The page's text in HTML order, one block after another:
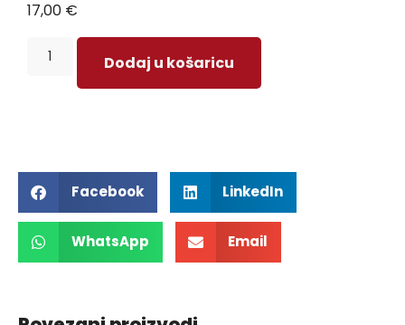
17,00 €
Dodaj u košaricu
Facebook LinkedIn
WhatsApp Email